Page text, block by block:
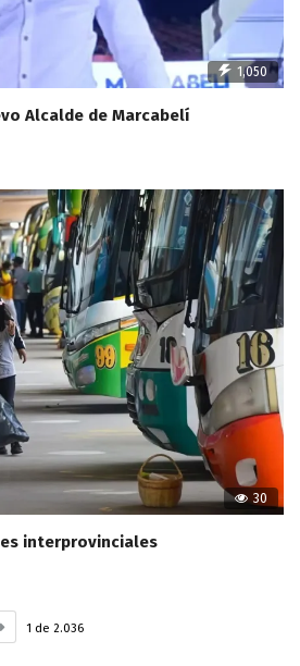
1,050
Alcalde de Marcabelí
30
interprovinciales
1 de 2.036